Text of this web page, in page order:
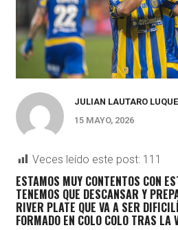
JULIAN LAUTARO
15 MAYO, 2026
Veces leído este post: 111
ESTAMOS MUY CONTENTOS CON
TENEMOS QUE DESCANSAR Y
RIVER PLATE QUE VA A SER
FORMADO EN COLO COLO TRAS